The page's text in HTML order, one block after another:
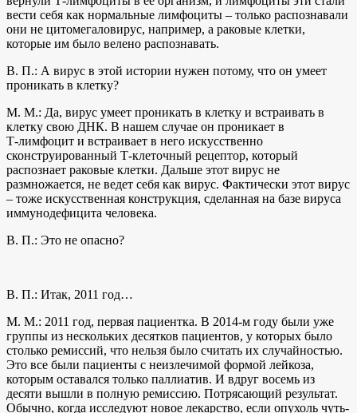
вести себя как нормальные лимфоциты – только распознавали
они не цитомегаловирус, например, а раковые клетки,
которые им было велено распознавать.
В. П.: А вирус в этой истории нужен потому, что он умеет
проникать в клетку?
М. М.: Да, вирус умеет проникать в клетку и встраивать в
клетку свою ДНК. В нашем случае он проникает в
Т‑лимфоцит и встраивает в него искусственно
сконструированный Т‑клеточный рецептор, который
распознает раковые клетки. Дальше этот вирус не
размножается, не ведет себя как вирус. Фактически этот вирус
– тоже искусственная конструкция, сделанная на базе вируса
иммунодефицита человека.
В. П.: Это не опасно?
В. П.: Итак, 2011 год…
М. М.: 2011 год, первая пациентка. В 2014-м году были уже
группы из нескольких десятков пациентов, у которых было
столько ремиссий, что нельзя было считать их случайностью.
Это все были пациенты с неизлечимой формой лейкоза,
которым оставался только паллиатив. И вдруг восемь из
десяти вышли в полную ремиссию. Потрясающий результат.
Обычно, когда исследуют новое лекарство, если опухоль чуть-